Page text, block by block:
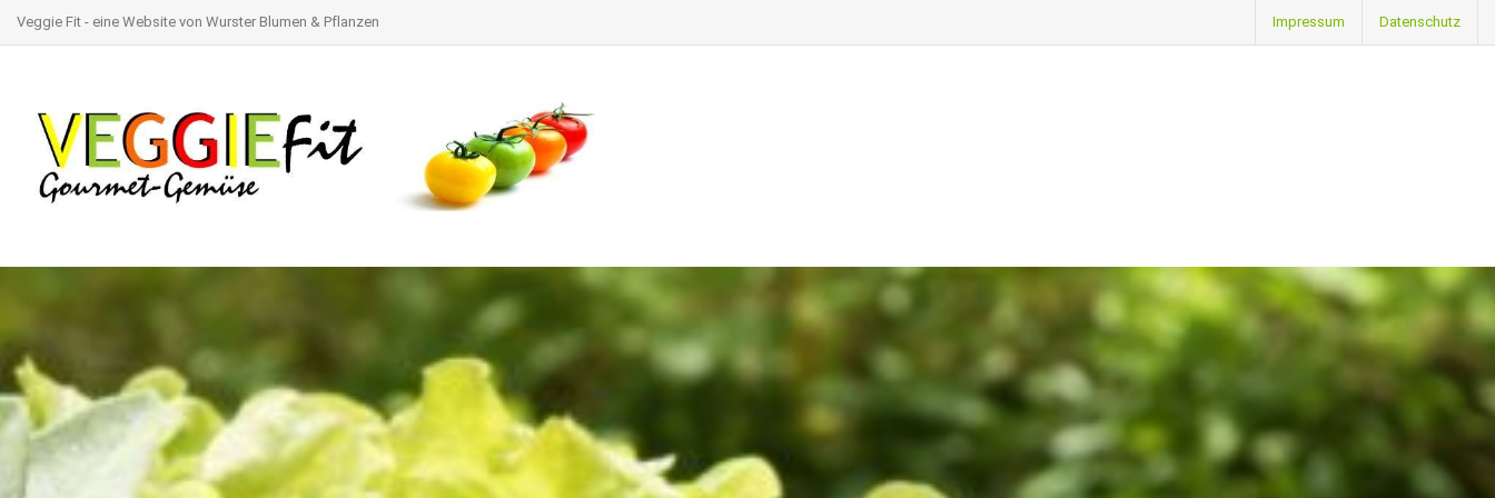
Veggie Fit - eine Website von Wurster Blumen & Pflanzen Datenschutz
Impressum